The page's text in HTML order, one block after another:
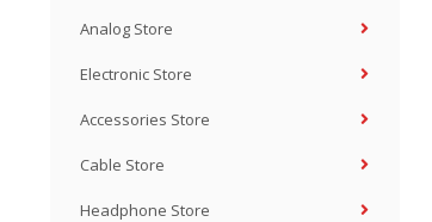
Analog Store
Electronic Store
Accessories Store
Cable Store
Headphone Store